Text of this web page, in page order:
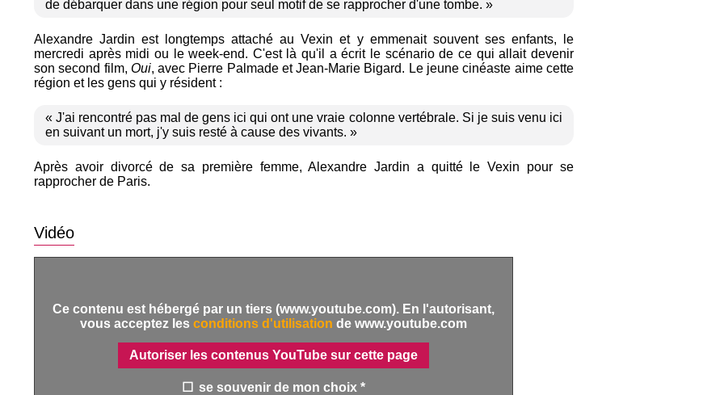
de débarquer dans une région pour seul motif de se rapprocher d'une tombe. »
Alexandre Jardin est longtemps attaché au Vexin et y emmenait souvent ses enfants, le
mercredi après midi ou le week-end. C'est là qu'il a écrit le scénario de ce qui allait devenir
son second film, Oui, avec Pierre Palmade et Jean-Marie Bigard. Le jeune cinéaste aime cette
région et les gens qui y résident :
« J'ai rencontré pas mal de gens ici qui ont une vraie colonne vertébrale. Si je suis venu ici
en suivant un mort, j'y suis resté à cause des vivants. »
Après avoir divorcé de sa première femme, Alexandre Jardin a quitté le Vexin pour se
rapprocher de Paris.
Vidéo
Ce contenu est hébergé par un tiers (www.youtube.com). En l'autorisant,
vous acceptez les conditions d'utilisation de www.youtube.com
Autoriser les contenus YouTube sur cette page
se souvenir de mon choix *